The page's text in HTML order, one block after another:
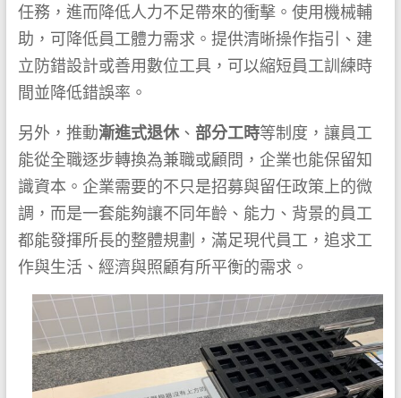
任務，進而降低人力不足帶來的衝擊。使用機械輔
助，可降低員工體力需求。提供清晰操作指引、建
立防錯設計或善用數位工具，可以縮短員工訓練時
間並降低錯誤率。
另外，推動漸進式退休、 部分工時等制度，讓員工
能從全職逐步轉換為兼職或顧問，企業也能保留知
識資本。企業需要的不只是招募與留任政策上的微
調，而是一套能夠讓不同年齡、能力、背景的員工
都能發揮所長的整體規劃，滿足現代員工，追求工
作與生活、經濟與照顧有所平衡的需求。